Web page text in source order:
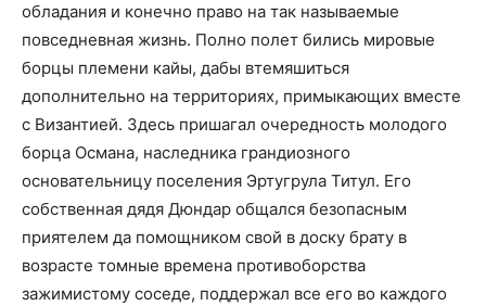
обладания и конечно право на так называемые
повседневная жизнь. Полно полет бились мировые
борцы племени кайы, дабы втемяшиться
дополнительно на территориях, примыкающих вместе
с Византией. Здесь пришагал очередность молодого
борца Османа, наследника грандиозного
основательницу поселения Эртугрула Титул. Его
собственная дядя Дюндар общался безопасным
приятелем да помощником свой в доску брату в
возрасте томные времена противоборства
зажимистому соседе, поддержал все его во каждого